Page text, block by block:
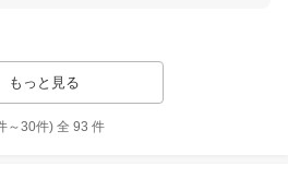
うち、読者は自らの人生を重ね合わせてい
「移動」が制限されるパンデミックを経験
いまだからこそ、手元におき、何度でも静
めくってほしい美しい写真集です。 【推薦
もっと見る
～30件) 全 93 件